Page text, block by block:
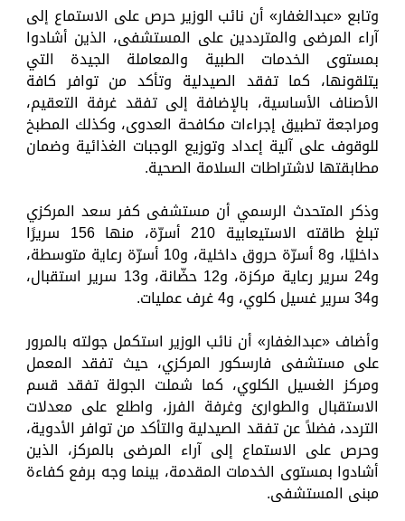
وتابع «عبدالغفار» أن نائب الوزير حرص على الاستماع إلى
آراء المرضى والمترددين على المستشفى، الذين أشادوا
بمستوى الخدمات الطبية والمعاملة الجيدة التي
يتلقونها، كما تفقد الصيدلية وتأكد من توافر كافة
الأصناف الأساسية، بالإضافة إلى تفقد غرفة التعقيم،
ومراجعة تطبيق إجراءات مكافحة العدوى، وكذلك المطبخ
للوقوف على آلية إعداد وتوزيع الوجبات الغذائية وضمان
مطابقتها لاشتراطات السلامة الصحية.
وذكر المتحدث الرسمي أن مستشفى كفر سعد المركزي
تبلغ طاقته الاستيعابية 210 أسرّة، منها 156 سريرًا
داخليًا، و8 أسرّة حروق داخلية، و10 أسرّة رعاية متوسطة،
و24 سرير رعاية مركزة، و12 حضّانة، و13 سرير استقبال،
و34 سرير غسيل كلوي، و4 غرف عمليات.
وأضاف «عبدالغفار» أن نائب الوزير استكمل جولته بالمرور
على مستشفى فارسكور المركزي، حيث تفقد المعمل
ومركز الغسيل الكلوي، كما شملت الجولة تفقد قسم
الاستقبال والطوارئ وغرفة الفرز، واطلع على معدلات
التردد، فضلاً عن تفقد الصيدلية والتأكد من توافر الأدوية،
وحرص على الاستماع إلى آراء المرضى بالمركز، الذين
أشادوا بمستوى الخدمات المقدمة، بينما وجه برفع كفاءة
مبنى المستشفى.